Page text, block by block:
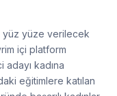
yüz yüze verilecek
içi platform
kadına
eğitimlere katılan